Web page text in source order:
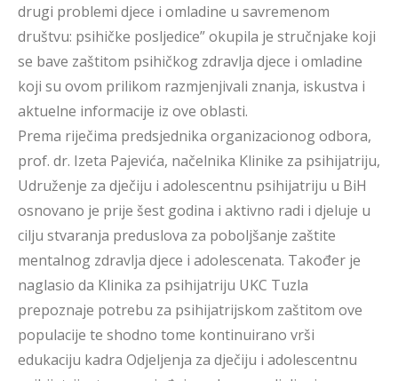
drugi problemi djece i omladine u savremenom
društvu: psihičke posljedice” okupila je stručnjake koji
se bave zaštitom psihičkog zdravlja djece i omladine
koji su ovom prilikom razmjenjivali znanja, iskustva i
aktuelne informacije iz ove oblasti.
Prema riječima predsjednika organizacionog odbora,
prof. dr. Izeta Pajevića, načelnika Klinike za psihijatriju,
Udruženje za dječiju i adolescentnu psihijatriju u BiH
osnovano je prije šest godina i aktivno radi i djeluje u
cilju stvaranja preduslova za poboljšanje zaštite
mentalnog zdravlja djece i adolescenata. Također je
naglasio da Klinika za psihijatriju UKC Tuzla
prepoznaje potrebu za psihijatrijskom zaštitom ove
populacije te shodno tome kontinuirano vrši
edukaciju kadra Odjeljenja za dječiju i adolescentnu